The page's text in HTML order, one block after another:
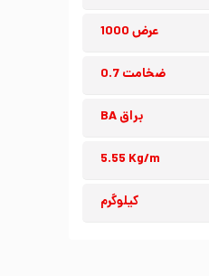
عرض 1000
ضخامت 0.7
براق BA
5.55 Kg/m
کیلوگرم